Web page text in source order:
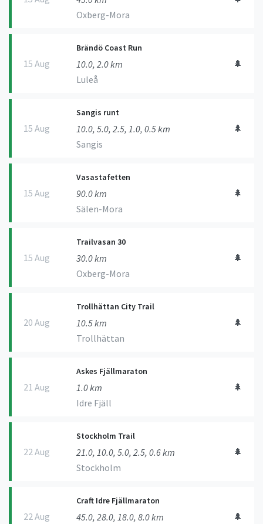
Oxberg-Mora
15 Aug
Brändö Coast Run
10.0, 2.0 km
Luleå
🌲
15 Aug
Sangis runt
10.0, 5.0, 2.5, 1.0, 0.5 km
Sangis
🌲
15 Aug
Vasastafetten
90.0 km
Sälen-Mora
🌲
15 Aug
Trailvasan 30
30.0 km
Oxberg-Mora
🌲
20 Aug
Trollhättan City Trail
10.5 km
Trollhättan
🌲
21 Aug
Askes Fjällmaraton
1.0 km
Idre Fjäll
🌲
22 Aug
Stockholm Trail
21.0, 10.0, 5.0, 2.5, 0.6 km
Stockholm
🌲
22 Aug
Craft Idre Fjällmaraton
45.0, 28.0, 18.0, 8.0 km
🌲